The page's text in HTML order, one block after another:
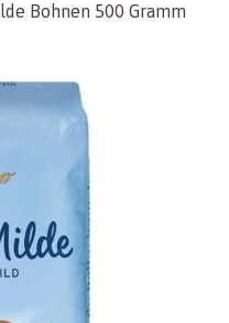
Bohnen 500 Gramm